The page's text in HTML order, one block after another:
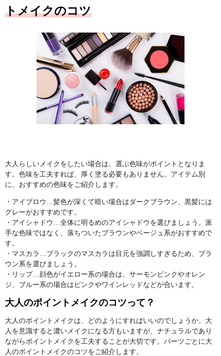
トメイクのコツ
大人らしいメイクをしたい場合は、選ぶ色味がポイントとなりま
す。色味を工夫すれば、厚く塗る必要もありません。アイテム別
に、おすすめの色味をご紹介します。
・アイブロウ…髪色が深くて暗い場合はダークブラウン、黒髪には
グレーがおすすめです。
・アイシャドウ…全体に明るめのアイシャドウを選びましょう。派
手な色味ではなく、落ちついたブラウンやベージュ系がおすすめで
す。
・マスカラ…ブラックのマスカラは目元を強調しすぎるため、ブラ
ウン系を選びましょう。
・リップ…顔色がイエロー系の場合は、サーモンピンクやオレン
ジ、ブルー系の場合はピンクやワインレッドなどが合います。
大人のポイントメイクのコツって？
大人のポイントメイクは、どのようにすればいいのでしょうか。大
人を意識すると濃いメイクになる方もいますが、ナチュラルであり
ながらポイントメイクを工夫することが大切です。パーツごとに大
人のポイントメイクのコツをご紹介します。